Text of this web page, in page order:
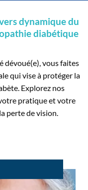
dynamique du
diabétique
dévoué(e), vous faites
qui vise à protéger la
Explorez nos
pratique et votre
perte de vision.